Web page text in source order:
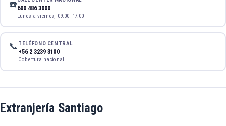
☎️600 486 3000
Lunes a viernes, 09:00–17:00
📞 TELÉFONO CENTRAL
+56 2 3239 3100
Cobertura nacional
Extranjería Santiago